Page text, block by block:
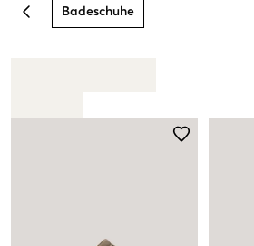
BACK Badeschuhe